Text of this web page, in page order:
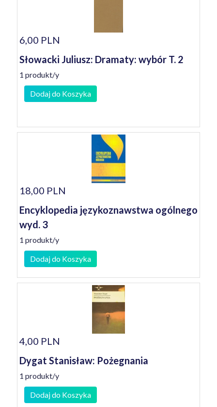
6,00 PLN
Słowacki Juliusz: Dramaty: wybór T. 2
1 produkt/y
Dodaj do Koszyka
18,00 PLN
Encyklopedia językoznawstwa ogólnego
wyd. 3
1 produkt/y
Dodaj do Koszyka
4,00 PLN
Dygat Stanisław: Pożegnania
1 produkt/y
Dodaj do Koszyka